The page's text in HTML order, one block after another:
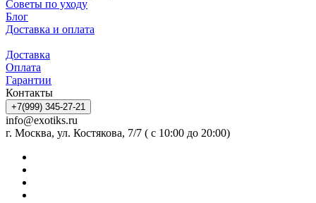
Советы по уходу
Блог
Доставка и оплата
Доставка
Оплата
Гарантии
Контакты
+7(999) 345-27-21
info@exotiks.ru
г. Москва, ул. Костякова, 7/7 ( с 10:00 до 20:00)